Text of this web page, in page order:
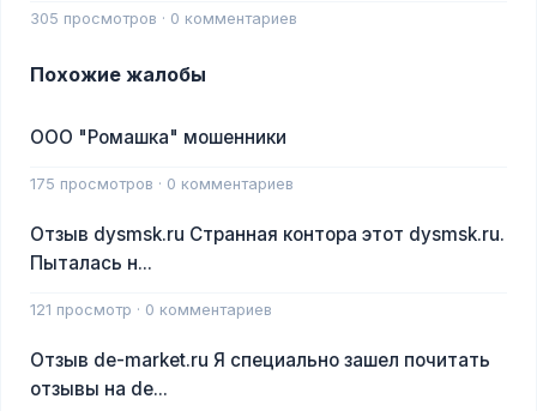
305 просмотров · 0 комментариев
Похожие жалобы
ООО "Ромашка" мошенники
175 просмотров · 0 комментариев
Отзыв dysmsk.ru Странная контора этот dysmsk.ru.
Пыталась н...
121 просмотр · 0 комментариев
Отзыв de-market.ru Я специально зашел почитать
отзывы на de...